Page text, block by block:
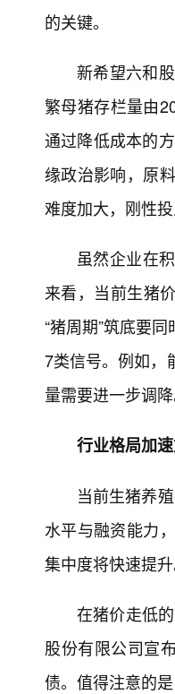
的关键。
新希望六和
繁母猪存栏量由
通过降低成本的
缘政治影响，原
难度加大，刚性
虽然企业在
来看，当前生猪
“猪周期”筑底要
7类信号。例如，
量需要进一步调
行业格局加
当前生猪养
水平与融资能力
集中度将快速提升
在猪价走低
股份有限公司宣
债。值得注意的